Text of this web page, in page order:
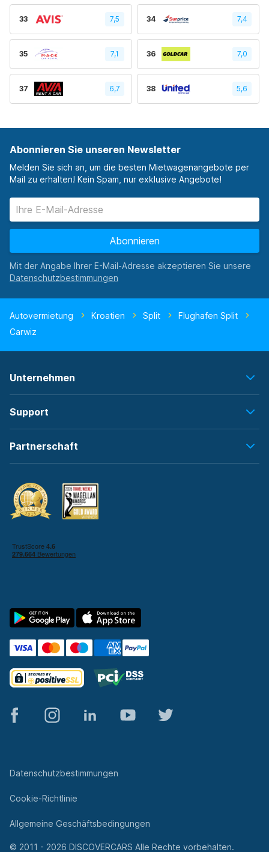
33 7,5 34 7,4
35 7,1 36 7,0
37 6,7 38 5,6
Abonnieren Sie unseren Newsletter
Melden Sie sich an, um die besten Mietwagenangebote per
Mail zu erhalten! Kein Spam, nur exklusive Angebote!
Abonnieren
Mit der Angabe Ihrer E-Mail-Adresse akzeptieren Sie unsere
Autovermietung Kroatien Split
Flughafen Split
Carwiz
Unternehmen
Support
Partnerschaft
© 2011 - 2026 DISCOVERCARS Alle Rechte vorbehalten.